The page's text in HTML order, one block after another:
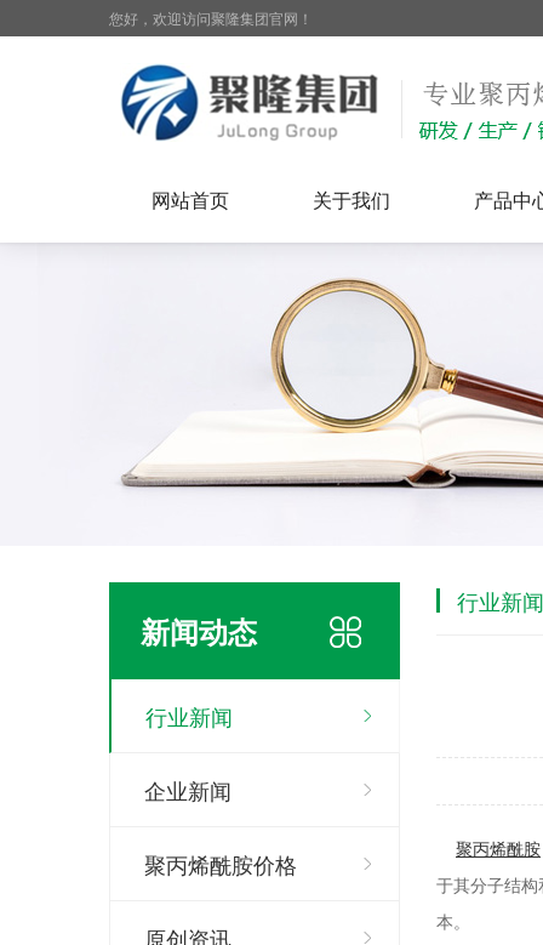
您好，欢迎访问聚隆集团官网！
网站首页 关于我们 产品中
新闻动态
行业新闻
企业新闻
聚丙烯酰胺价格
原创资讯
行业新闻
聚丙烯酰胺
于其分子结
本。